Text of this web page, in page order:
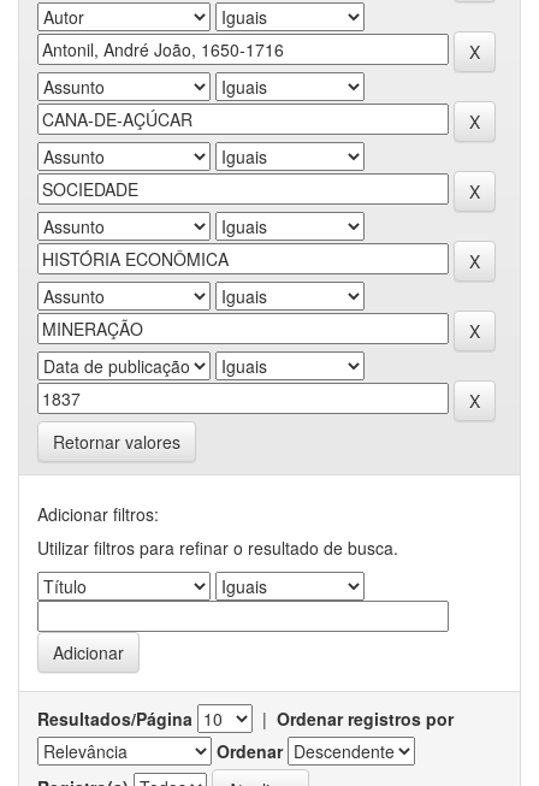
Retornar valores
Adicionar filtros:
Utilizar filtros para refinar o resultado de busca.
Resultados/Página | Ordenar registros por
Ordenar